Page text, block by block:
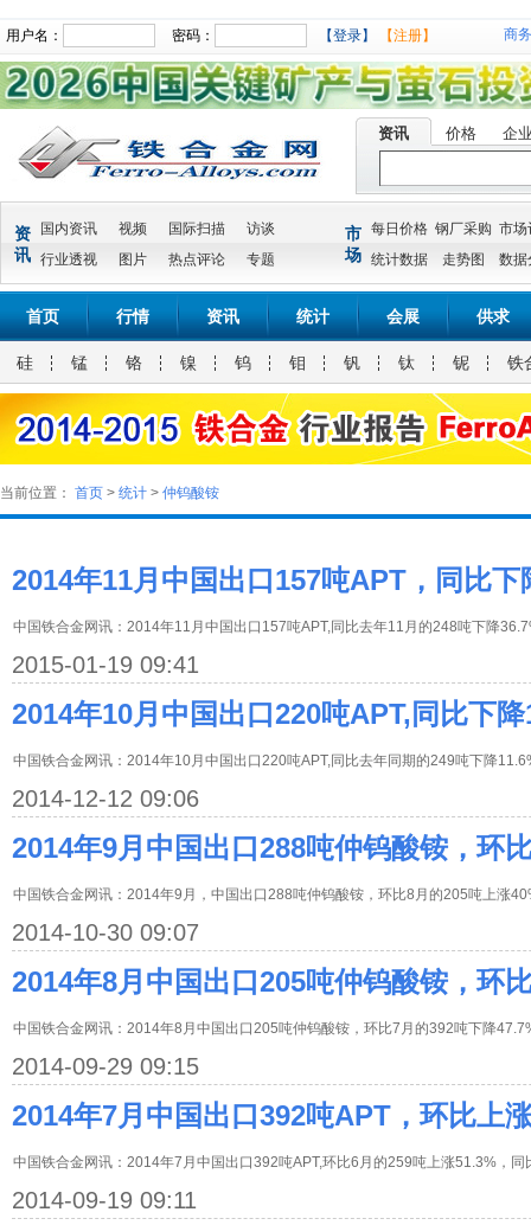
用户名： 密码： 【登录】 【注册】 商
资讯 价格 企
资
讯
国内资讯 视频 国际扫描
访谈
行业透视
图片 热点评论 专题
市
场
每日价格 钢厂采购 市场
统计数据
走势图 数据
首页 行情 资讯 统计 会展 供求
硅 锰 铬 镍 钨 钼 钒 钛 铌 铁
当前位置： 首页 > 统计 > 仲钨酸铵
2014年11月中国出口157吨APT，同比下
中国铁合金网讯：2014年11月中国出口157吨APT,同比去年11月的248吨下降
2015-01-19 09:41
2014年10月中国出口220吨APT,同比下
中国铁合金网讯：2014年10月中国出口220吨APT,同比去年同期的249吨下降
2014-12-12 09:06
2014年9月中国出口288吨仲钨酸铵，环
中国铁合金网讯：2014年9月，中国出口288吨仲钨酸铵，环比8月的205吨上涨
2014-10-30 09:07
2014年8月中国出口205吨仲钨酸铵，环
中国铁合金网讯：2014年8月中国出口205吨仲钨酸铵，环比7月的392吨下降
2014-09-29 09:15
2014年7月中国出口392吨APT，环比上
中国铁合金网讯：2014年7月中国出口392吨APT,环比6月的259吨上涨51.3%，
2014-09-19 09:11